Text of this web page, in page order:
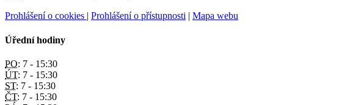
Prohlášení o cookies | Prohlášení o přístupnosti | Mapa webu
Úřední hodiny
PO: 7 - 15:30
ÚT: 7 - 15:30
ST: 7 - 15:30
ČT: 7 - 15:30